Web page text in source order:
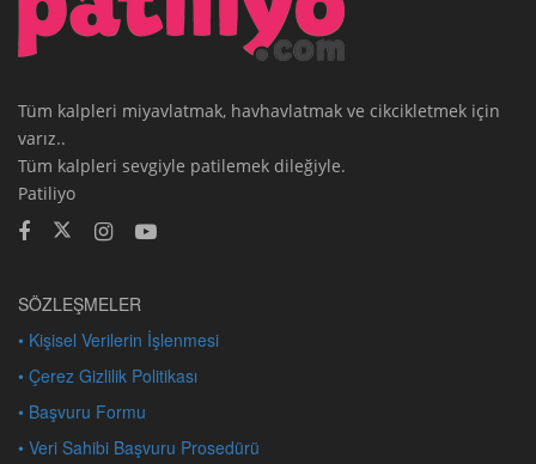
Tüm kalpleri miyavlatmak, havhavlatmak ve cikcikletmek için
varız..
Tüm kalpleri sevgiyle patilemek dileğiyle.
Patiliyo
SÖZLEŞMELER
• Kişisel Verilerin İşlenmesi
• Çerez Gizlilik Politikası
• Başvuru Formu
• Veri Sahibi Başvuru Prosedürü